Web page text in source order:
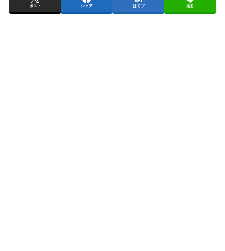
ポスト シェア はてブ 送る